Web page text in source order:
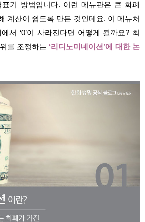
기 방법입니다. 이런 메뉴판은 큰 화폐
계산이 쉽도록 만든 것인데요. 이 메뉴처
서 ‘0’이 사라진다면 어떻게 될까요? 최
를 조정하는 ‘리디노미네이션’에 대한 논